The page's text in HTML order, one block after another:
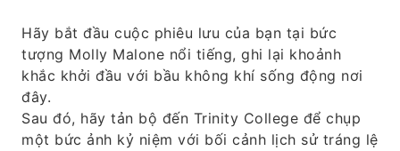
Hãy bắt đầu cuộc phiêu lưu của bạn tại bức
tượng Molly Malone nổi tiếng, ghi lại khoảnh
khắc khởi đầu với bầu không khí sống động nơi
đây.
Sau đó, hãy tản bộ đến Trinity College để chụp
một bức ảnh kỷ niệm với bối cảnh lịch sử tráng lệ